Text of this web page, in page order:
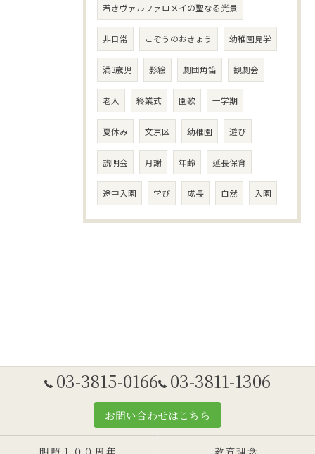
若きヴァルファロメイの聖なる光景
非日常 こぞうのおきょう 幼稚園見学
満3歳児 影絵 劇団角笛 観劇会
老人 終業式 園歌 一学期
夏休み 文京区 幼稚園 遊び
説明会 月謝 年齢 延長保育
途中入園 学び 成長 自然 入園
03-3815-0166 03-3811-1306
お問い合わせはこちら
明照１００周年 教育理念